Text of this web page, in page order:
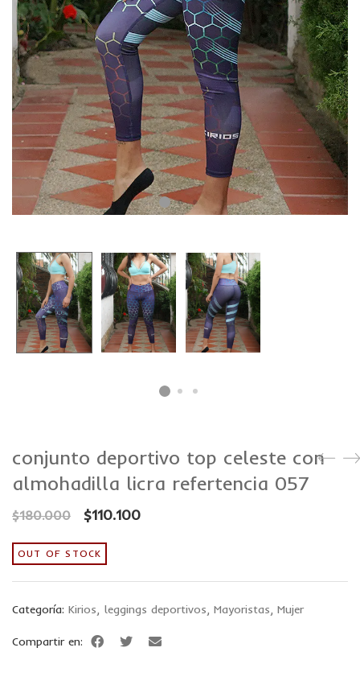
PLUS SIZE
conjunto deportivo top celeste con
almohadilla licra refertencia 057
$180.000 $110.100
OUT OF STOCK
Categoría: Kirios, leggings deportivos, Mayoristas, Mujer
Compartir en: